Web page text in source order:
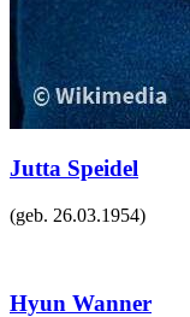
Jutta Speidel
(geb. 26.03.1954)
Hyun Wanner